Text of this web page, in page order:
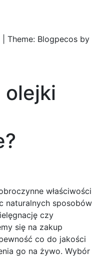
Theme: Blogpecos by
olejki
właściwości
naturalnych sposobów
czy
się na zakup
co do jakości
go na żywo. Wybór